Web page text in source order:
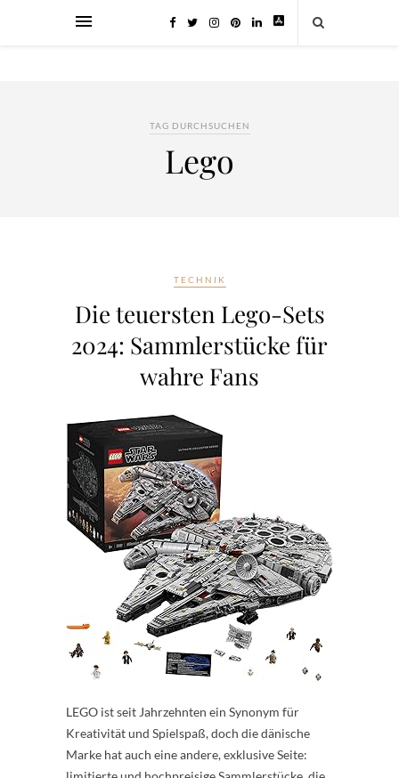
TAG DURCHSUCHEN
Lego
TECHNIK
Die teuersten Lego-Sets
2024: Sammlerstücke für
wahre Fans
LEGO ist seit Jahrzehnten ein Synonym für
Kreativität und Spielspaß, doch die dänische
Marke hat auch eine andere, exklusive Seite: